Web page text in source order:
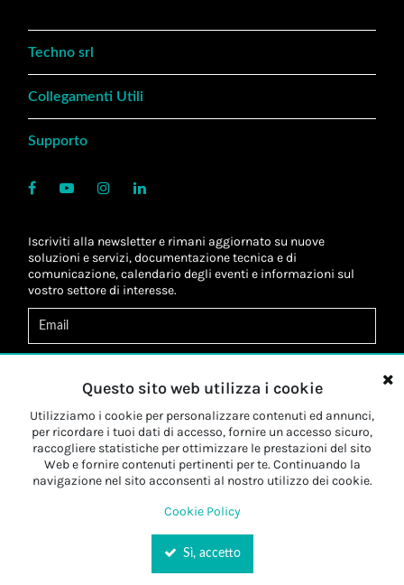
Techno srl
Collegamenti Utili
Supporto
Iscriviti alla newsletter e rimani aggiornato su nuove
soluzioni e servizi, documentazione tecnica e di
comunicazione, calendario degli eventi e informazioni sul
vostro settore di interesse.
Letta l'informativa, autorizzo altrattamento dei miei dati
personali*
Letta l'informativa, autorizzo al trattamento dei miei dati
personali a fini dimarketing*
Iscriviti
Questo sito web utilizza i cookie
Utilizziamo i cookie per personalizzare contenuti ed annunci,
per ricordare i tuoi dati di accesso, fornire un accesso sicuro,
raccogliere statistiche per ottimizzare le prestazioni del sito
Web e fornire contenuti pertinenti per te. Continuando la
navigazione nel sito acconsenti al nostro utilizzo dei cookie.
Cookie Policy
Sì, accetto